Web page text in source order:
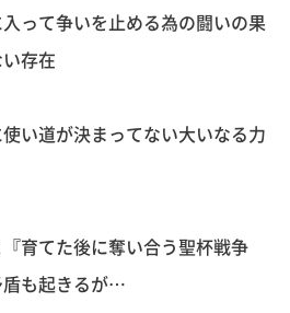
って争いを止める為の闘いの果
存在
い道が決まってない大いなる力
育てた後に奪い合う聖杯戦争
盾も起きるが…